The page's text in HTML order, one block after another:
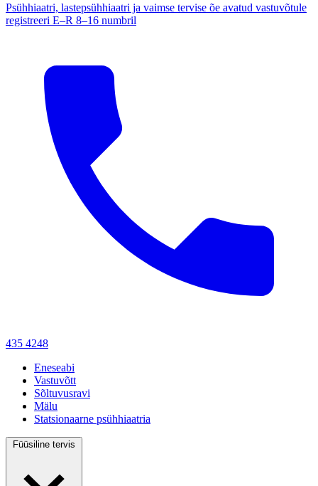
Psühhiaatri, lastepsühhiaatri ja vaimse tervise õe avatud vastuvõtule
registreeri E–R 8–16 numbril
435 4248
Eneseabi
Vastuvõtt
Sõltuvusravi
Mälu
Statsionaarne psühhiaatria
Füüsiline tervis